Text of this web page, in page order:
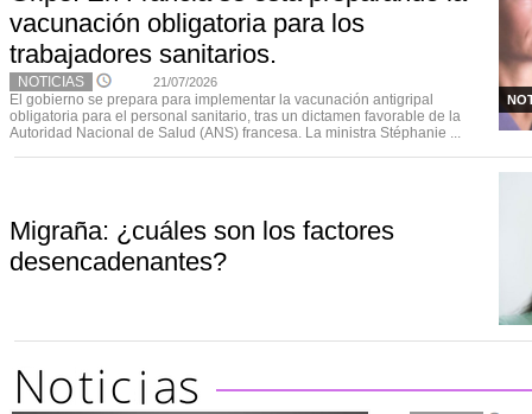
vacunación obligatoria para los
trabajadores sanitarios.
NOTICIAS 21/07/2026
El gobierno se prepara para implementar la vacunación antigripal
obligatoria para el personal sanitario, tras un dictamen favorable de la
Autoridad Nacional de Salud (ANS) francesa. La ministra Stéphanie ...
Migraña: ¿cuáles son los factores
desencadenantes?